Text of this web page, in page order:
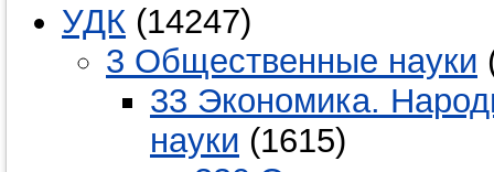
УДК (14247)
3 Общественные науки
33 Экономика.
науки (1615)